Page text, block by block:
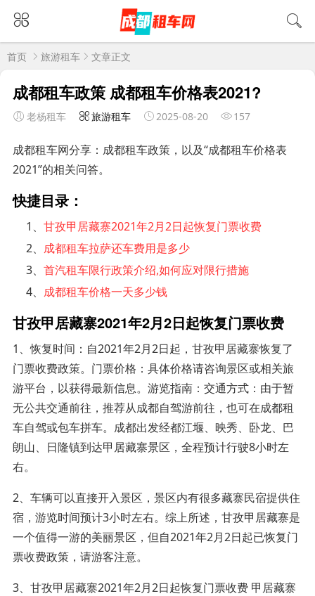
首页 旅游租车 文章正文
成都租车政策 成都租车价格表2021?
老杨租车 旅游租车 2025-08-20 157
成都租车网分享：成都租车政策，以及“成都租车价格表
2021”的相关问答。
快捷目录：
1、甘孜甲居藏寨2021年2月2日起恢复门票收费
2、 成都租车拉萨还车费用是多少
3、首汽租车限行政策介绍,如何应对限行措施
4、 成都租车价格一天多少钱
甘孜甲居藏寨2021年2月2日起恢复门票收费
1、恢复时间：自2021年2月2日起，甘孜甲居藏寨恢复了
门票收费政策。门票价格：具体价格请咨询景区或相关旅
游平台，以获得最新信息。游览指南：交通方式：由于暂
无公共交通前往，推荐从成都自驾游前往，也可在成都租
车自驾或包车拼车。成都出发经都江堰、映秀、卧龙、巴
朗山、日隆镇到达甲居藏寨景区，全程预计行驶8小时左
右。
2、车辆可以直接开入景区，景区内有很多藏寨民宿提供住
宿，游览时间预计3小时左右。综上所述，甘孜甲居藏寨是
一个值得一游的美丽景区，但自2021年2月2日起已恢复门
票收费政策，请游客注意。
3、甘孜甲居藏寨2021年2月2日起恢复门票收费 甲居藏寨